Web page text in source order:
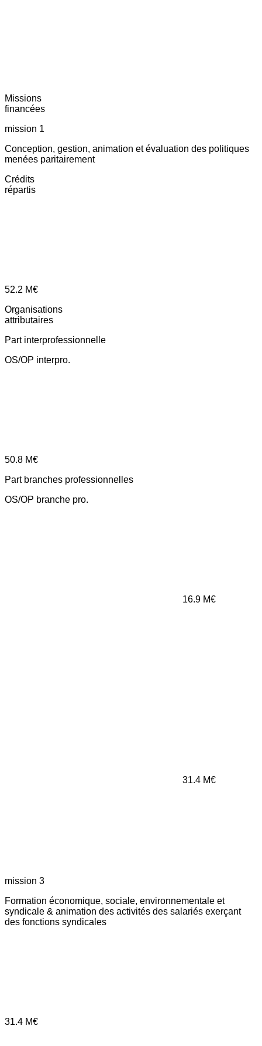
Missions
financées
mission 1
Conception, gestion, animation et évaluation des politiques
menées paritairement
Crédits
répartis
52.2 M€
Organisations
attributaires
Part interprofessionnelle
OS/OP interpro.
50.8 M€
Part branches professionnelles
OS/OP branche pro.
16.9 M€
31.4 M€
mission 3
Formation économique, sociale, environnementale et
syndicale & animation des activités des salariés exerçant
des fonctions syndicales
31.4 M€